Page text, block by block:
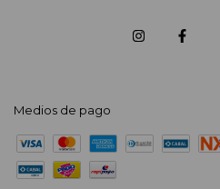
Medios de pago